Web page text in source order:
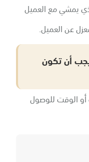
يمشي مع العميل
عن العميل.
يجب أن تكون
الوقت للوصول